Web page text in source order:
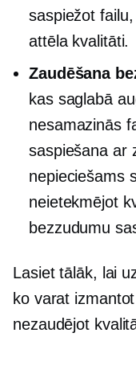
saspiežot
attēla kvalitāti.
Zaudēšana
kas saglabā
nesamazinās
saspiešana ar
nepieciešams
neietekmējot
bezzudumu
Lasiet tālāk, lai
ko varat
nezaudējot